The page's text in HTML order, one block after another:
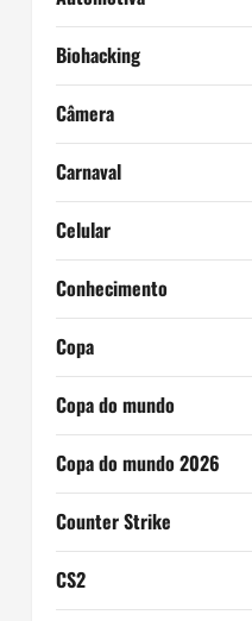
Biohacking
Câmera
Carnaval
Celular
Conhecimento
Copa
Copa do mundo
Copa do mundo 2026
Counter Strike
CS2